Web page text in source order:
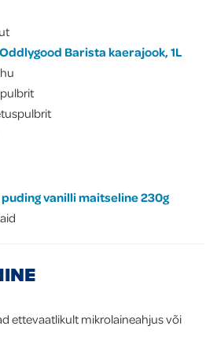
Barista kaerajook, 1L
vanilli maitseline 230g
ettevaatlikult mikrolaineahjus või